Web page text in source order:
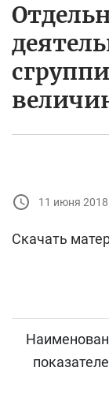
11 июня 2018
Скачать